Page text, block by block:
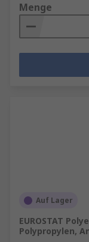
Menge
Auf Lager
EUROSTAT
Polypropylen,